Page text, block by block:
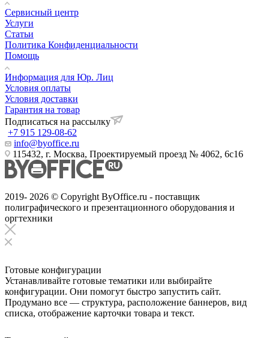
Сервисный центр
Услуги
Статьи
Политика Конфиденциальности
Помощь
Информация для Юр. Лиц
Условия оплаты
Условия доставки
Гарантия на товар
Подписаться на рассылку
+7 915 129-08-62
info@byoffice.ru
115432, г. Москва, Проектируемый проезд № 4062, 6с16
2019- 2026 © Copyright ByOffice.ru - поставщик
полиграфического и презентационного оборудования и
оргтехники
Готовые конфигурации
Устанавливайте готовые тематики или выбирайте
конфигурации. Они помогут быстро запустить сайт.
Продумано все — структура, расположение баннеров, вид
списка, отображение карточки товара и текст.